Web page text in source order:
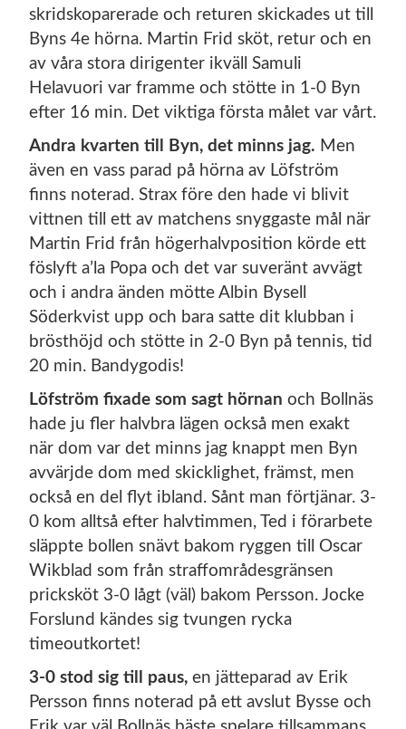
skridskoparerade och returen skickades ut till
Byns 4e hörna. Martin Frid sköt, retur och en
av våra stora dirigenter ikväll Samuli
Helavuori var framme och stötte in 1-0 Byn
efter 16 min. Det viktiga första målet var vårt.
Andra kvarten till Byn, det minns jag. Men
även en vass parad på hörna av Löfström
finns noterad. Strax före den hade vi blivit
vittnen till ett av matchens snyggaste mål när
Martin Frid från högerhalvposition körde ett
föslyft a’la Popa och det var suveränt avvägt
och i andra änden mötte Albin Bysell
Söderkvist upp och bara satte dit klubban i
brösthöjd och stötte in 2-0 Byn på tennis, tid
20 min. Bandygodis!
Löfström fixade som sagt hörnan och Bollnäs
hade ju fler halvbra lägen också men exakt
när dom var det minns jag knappt men Byn
avvärjde dom med skicklighet, främst, men
också en del flyt ibland. Sånt man förtjänar. 3-
0 kom alltså efter halvtimmen, Ted i förarbete
släppte bollen snävt bakom ryggen till Oscar
Wikblad som från straffområdesgränsen
pricksköt 3-0 lågt (väl) bakom Persson. Jocke
Forslund kändes sig tvungen rycka
timeoutkortet!
3-0 stod sig till paus, en jätteparad av Erik
Persson finns noterad på ett avslut Bysse och